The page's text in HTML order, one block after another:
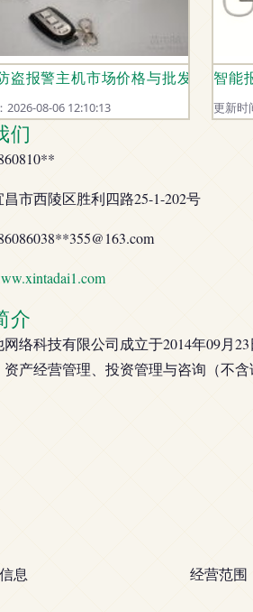
盗报警主机市场价格与批发报价分
2026-08-06 12:10:13
智能
更新时
们
市西陵区胜利四路25-1-202号
355@163.com
介
络科技有限公司成立于2014年09月
资产经营管理、投资管理与咨询（不
息 经营范围